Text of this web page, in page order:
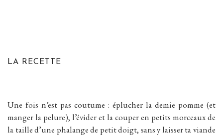
LA RECETTE
Une fois n’est pas coutume : éplucher la demie pomme (et
manger la pelure), l’évider et la couper en petits morceaux de
la taille d’une phalange de petit doigt, sans y laisser ta viande